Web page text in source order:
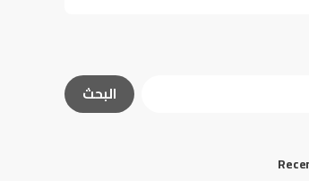
البحث